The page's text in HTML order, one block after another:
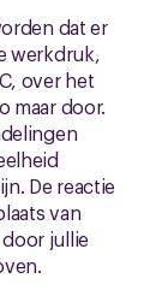
dat er
werkdruk,
over het
maar door.
De reactie
van
jullie